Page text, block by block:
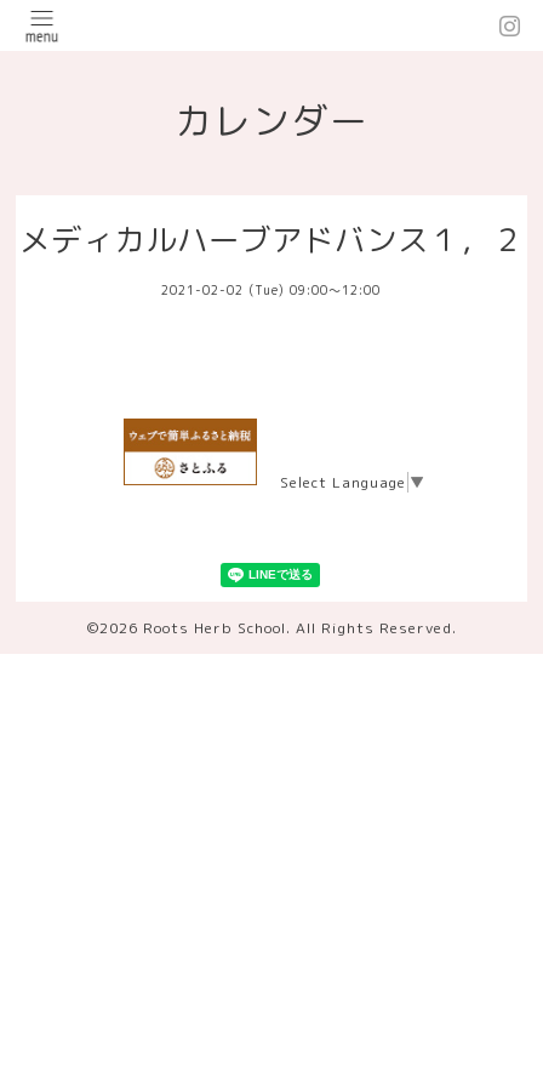
カレンダー
メディカルハーブアドバンス１，２
2021-02-02 (Tue) 09:00～12:00
Select Language ▼
©2026 Roots Herb School. All Rights Reserved.